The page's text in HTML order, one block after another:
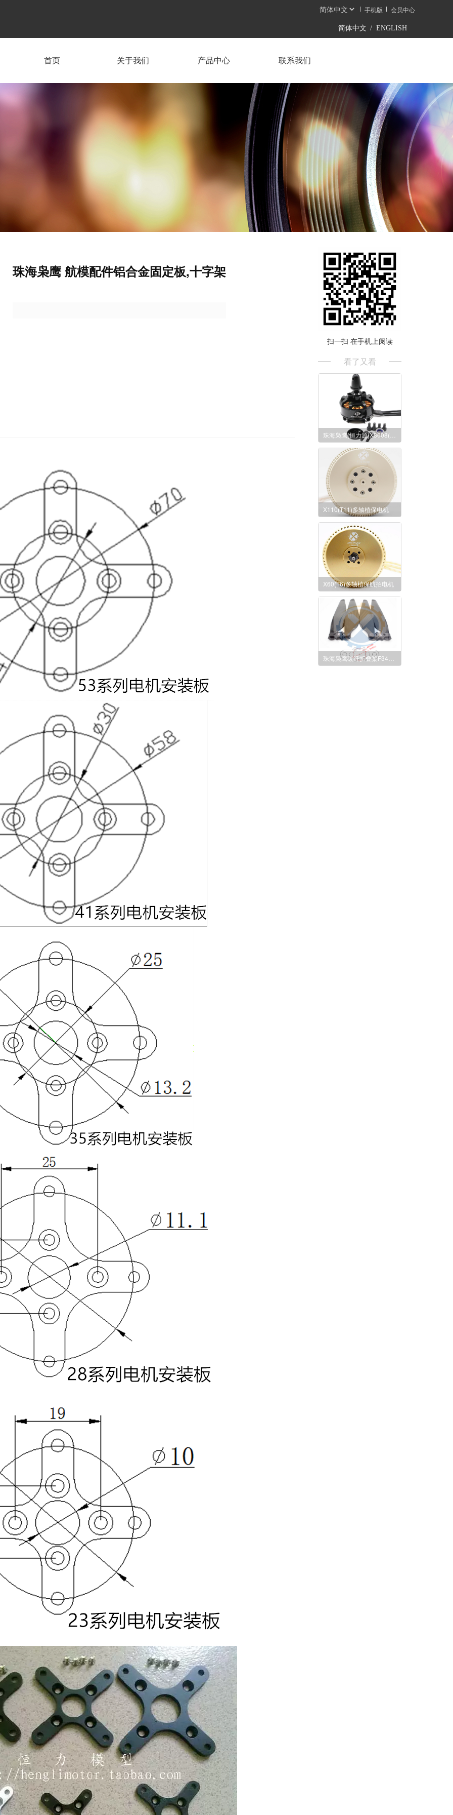
手机版 会员中心
简体中文 / ENGLISH
首页 关于我们 产品中心 联系我们
珠海枭鹰 航模配件铝合金固定板,十字架
扫一扫 在手机上阅读
看了又看
X110(T11)多轴植保电机
X60(T6)多轴植保航拍电机